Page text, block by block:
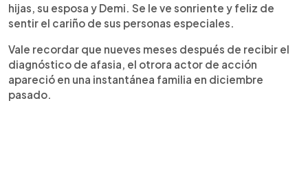
hijas, su esposa y Demi. Se le ve sonriente y feliz de
sentir el cariño de sus personas especiales.
Vale recordar que nueves meses después de recibir el
diagnóstico de afasia, el otrora actor de acción
apareció en una instantánea familia en diciembre
pasado.